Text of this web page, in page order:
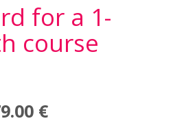
for a 1-
course
€